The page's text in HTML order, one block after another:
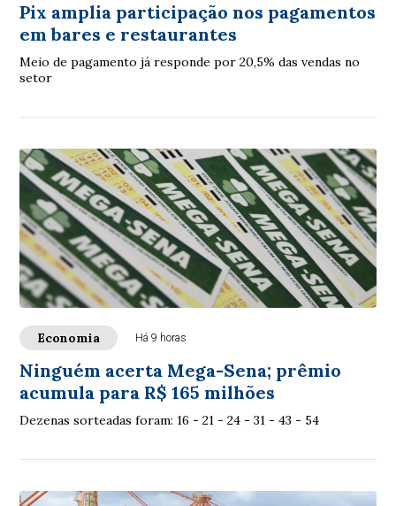
Pix amplia participação nos pagamentos
em bares e restaurantes
Meio de pagamento já responde por 20,5% das vendas no
setor
Economia Há 9 horas
Ninguém acerta Mega-Sena; prêmio
acumula para R$ 165 milhões
Dezenas sorteadas foram: 16 - 21 - 24 - 31 - 43 - 54